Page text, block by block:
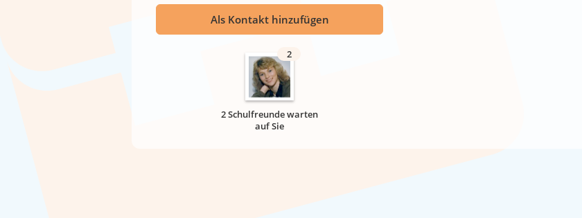
Als Kontakt hinzufügen
2
2 Schulfreunde warten
auf Sie